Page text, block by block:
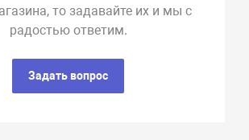
то задавайте их и мы с
радостью ответим.
Задать вопрос